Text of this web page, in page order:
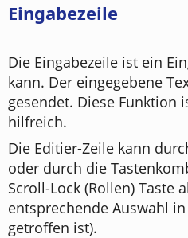
Eingabezeile
Die Eingabezeile ist ein
kann. Der eingegebene
gesendet. Diese Funktion
hilfreich.
Die Editier-Zeile kann
oder durch die
Scroll-Lock (Rollen) Taste
entsprechende Auswahl in
getroffen ist).